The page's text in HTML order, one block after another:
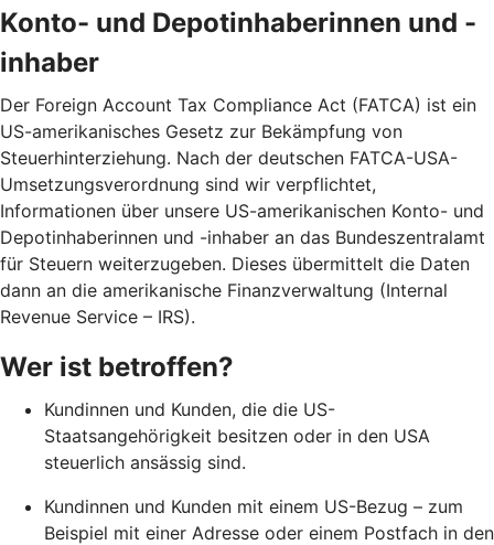
Konto- und Depotinhaberinnen und -
inhaber
Der Foreign Account Tax Compliance Act (FATCA) ist ein
US-amerikanisches Gesetz zur Bekämpfung von
Steuerhinterziehung. Nach der deutschen FATCA-USA-
Umsetzungsverordnung sind wir verpflichtet,
Informationen über unsere US-amerikanischen Konto- und
Depotinhaberinnen und -inhaber an das Bundeszentralamt
für Steuern weiterzugeben. Dieses übermittelt die Daten
dann an die amerikanische Finanzverwaltung (Internal
Revenue Service – IRS).
Wer ist betroffen?
Kundinnen und Kunden, die die US-
Staatsangehörigkeit besitzen oder in den USA
steuerlich ansässig sind.
Kundinnen und Kunden mit einem US-Bezug – zum
Beispiel mit einer Adresse oder einem Postfach in den